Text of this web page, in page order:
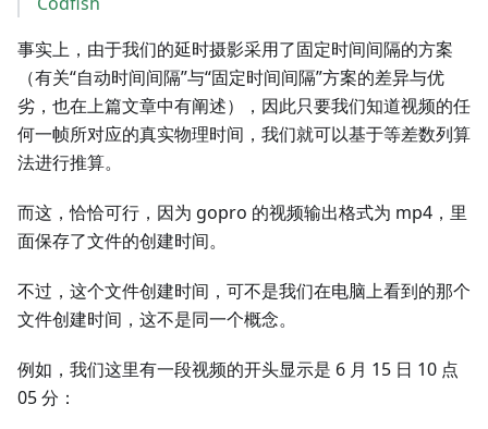
事实上，由于我们的延时摄影采用了固定时间间隔的方案
（有关“自动时间间隔”与“固定时间间隔”方案的差异与优
劣，也在上篇文章中有阐述），因此只要我们知道视频的任
何一帧所对应的真实物理时间，我们就可以基于等差数列算
法进行推算。
而这，恰恰可行，因为 gopro 的视频输出格式为 mp4，里
面保存了文件的创建时间。
不过，这个文件创建时间，可不是我们在电脑上看到的那个
文件创建时间，这不是同一个概念。
例如，我们这里有一段视频的开头显示是 6 月 15 日 10 点
05 分：